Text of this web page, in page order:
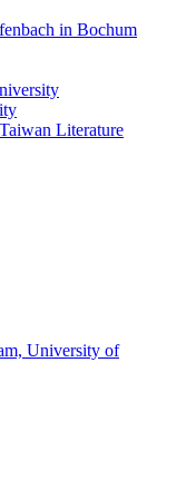
in Bochum
Literature
University of